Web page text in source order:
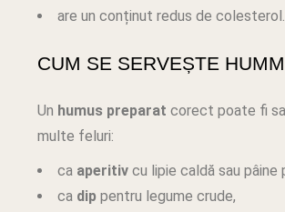
are un conținut redus de colesterol.
CUM SE SERVEȘTE
Un humus preparat corect poate fi
multe feluri:
ca aperitiv cu lipie caldă sau pâine
ca dip pentru legume crude,